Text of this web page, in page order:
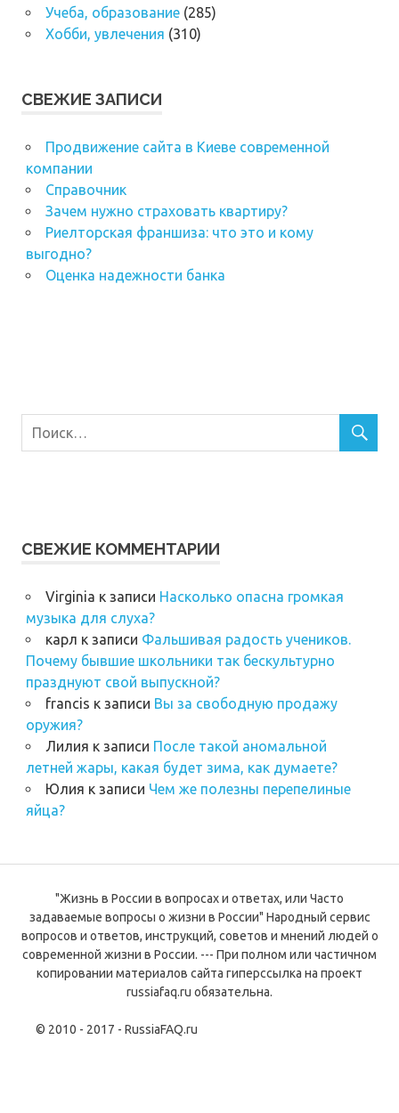
Учеба, образование(285)
Хобби, увлечения (310)
СВЕЖИЕ ЗАПИСИ
Продвижение сайта в Киеве современной
компании
Справочник
Зачем нужно страховать квартиру?
Риелторская франшиза: что это и кому
выгодно?
Оценка надежности банка
СВЕЖИЕ КОММЕНТАРИИ
Virginia к записи Насколько опасна громкая
музыка для слуха?
карл к записи Фальшивая радость учеников.
Почему бывшие школьники так беcкультурно
празднуют свой выпускной?
francis к записи Вы за свободную продажу
оружия?
Лилия к записи После такой аномальной
летней жары, какая будет зима, как думаете?
Юлия к записи Чем же полезны перепелиные
яйца?
"Жизнь в России в вопросах и ответах, или Часто
задаваемые вопросы о жизни в России" Народный сервис
вопросов и ответов, инструкций, советов и мнений людей о
современной жизни в России. --- При полном или частичном
копировании материалов сайта гиперссылка на проект
russiafaq.ru обязательна.
© 2010 - 2017 - RussiaFAQ.ru